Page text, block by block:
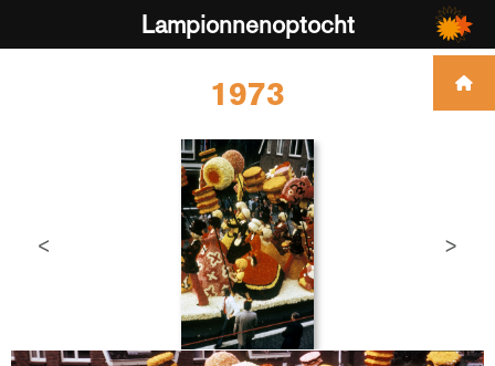
Lampionnenoptocht
1973
< >